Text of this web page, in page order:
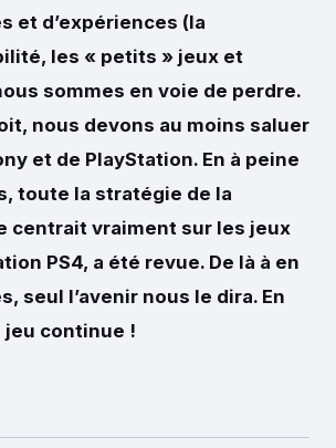
et d’expériences (la
les « petits » jeux et
sommes en voie de perdre.
nous devons au moins saluer
et de PlayStation. En à peine
toute la stratégie de la
centrait vraiment sur les jeux
PS4, a été revue. De là à en
seul l’avenir nous le dira. En
continue !